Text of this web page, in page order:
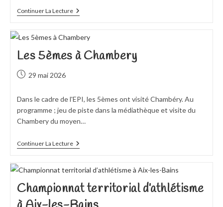
Continuer La LectureTournoi
De
À
Quimper
Les 5èmes à Chambery
Publication
29 mai 2026
Dans le cadre de l'EPI, les 5èmes ont visité Chambéry. Au
programme ; jeu de piste dans la médiathèque et visite du
Chambery du moyen…
Continuer La LectureLes
5èmes
Chambery
Championnat territorial d’athlétisme